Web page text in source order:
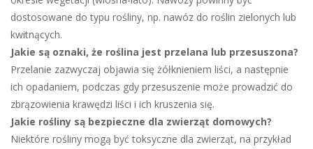
dostosowane do typu rośliny, np. nawóz do roślin zielonych lub
kwitnących.
Jakie są oznaki, że roślina jest przelana lub przesuszona?
Przelanie zazwyczaj objawia się żółknieniem liści, a następnie
ich opadaniem, podczas gdy przesuszenie może prowadzić do
zbrązowienia krawędzi liści i ich kruszenia się.
Jakie rośliny są bezpieczne dla zwierząt domowych?
Niektóre rośliny mogą być toksyczne dla zwierząt, na przykład